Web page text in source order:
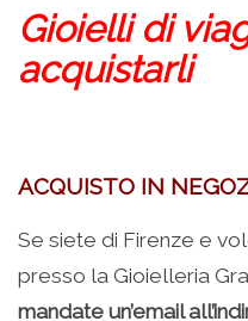
Gioielli di
acquistarli
ACQUISTO IN
Se siete di Firenze e
presso la Gioielleria
mandate un’email